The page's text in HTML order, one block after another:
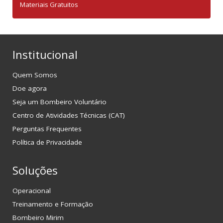
Materiais Gratuitos
Institucional
Quem Somos
Doe agora
Seja um Bombeiro Voluntário
Centro de Atividades Técnicas (CAT)
Perguntas Frequentes
Política de Privacidade
Soluções
Operacional
Treinamento e Formação
Bombeiro Mirim